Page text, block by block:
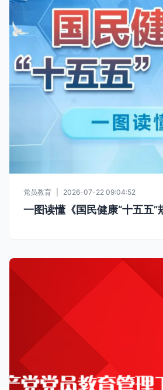
党员教育 2026-07-22 09:04:52
一图读懂《国民健康“十五五”